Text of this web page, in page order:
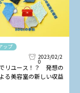
ップ
2023/02/2
0
リユース！？ 発想の
る美容室の新しい収益